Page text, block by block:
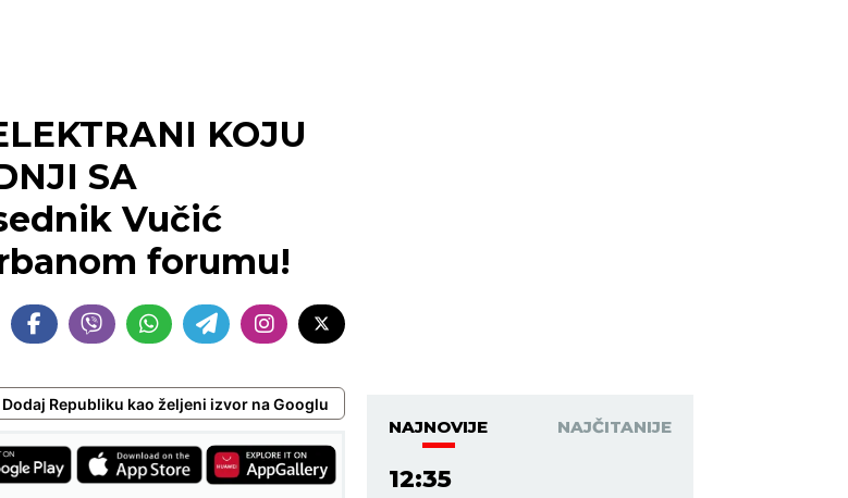
KOJU
SA
Vučić
forumu!
Dodaj Republiku kao željeni izvor na Googlu
NAJNOVIJE NAJČITANIJE
12:35